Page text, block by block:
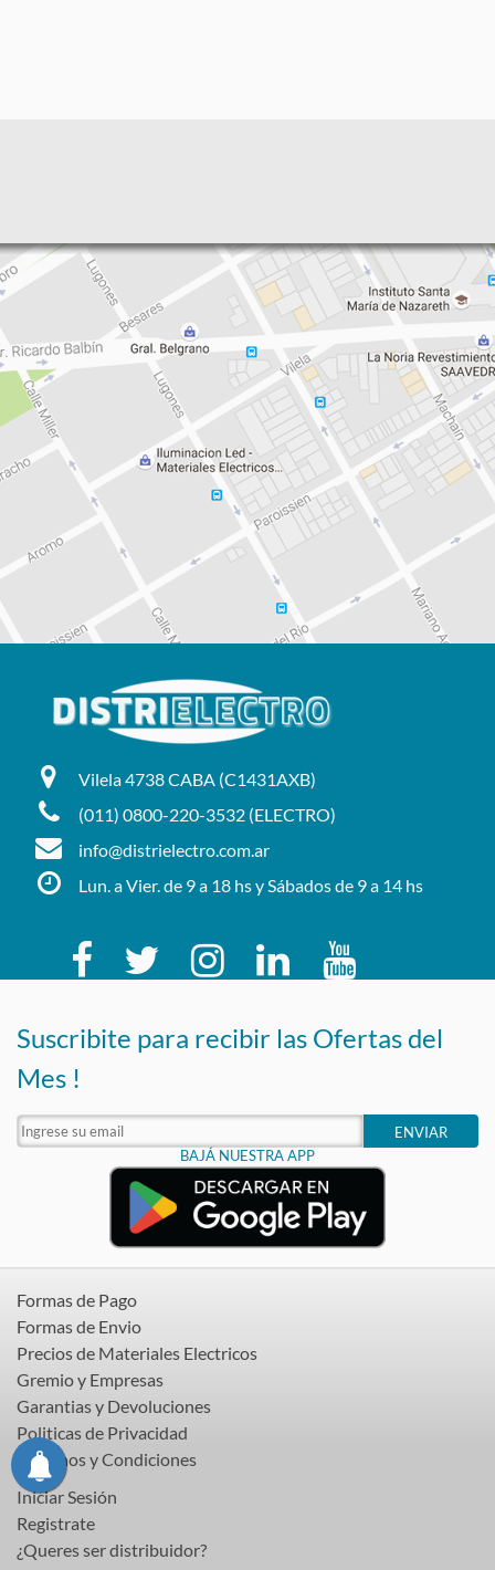
Vilela 4738 CABA (C1431AXB)
(011) 0800-220-3532 (ELECTRO)
info@distrielectro.com.ar
Lun. a Vier. de 9 a 18 hs y Sábados de 9 a 14 hs
Suscribite para recibir las Ofertas del
Mes !
ENVIAR
BAJÁ NUESTRA APP
Formas de Pago
Formas de Envio
Precios de Materiales Electricos
Gremio y Empresas
Garantias y Devoluciones
Politicas de Privacidad
Terminos y Condiciones
Iniciar Sesión
Registrate
¿Queres ser distribuidor?